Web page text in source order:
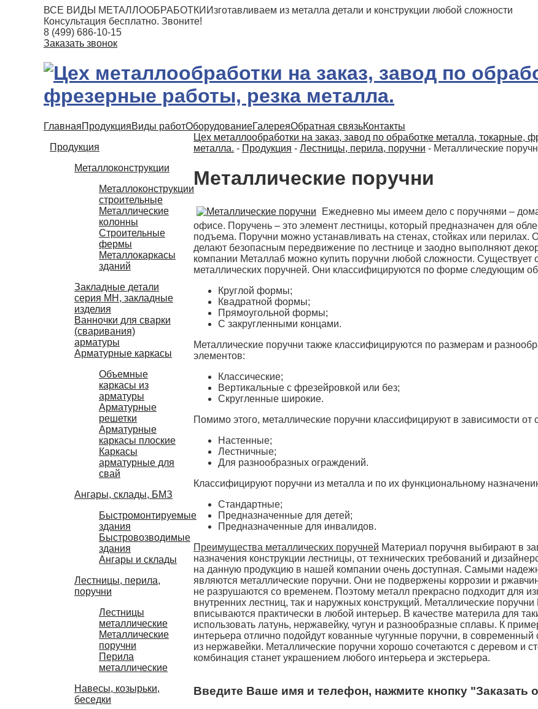
ВСЕ ВИДЫ МЕТАЛЛООБРАБОТКИ Изготавливаем из металла детали и конструкции любой сложности
Консультация бесплатно. Звоните!
8 (499) 686-10-15
Заказать звонок
ГлавнаяПродукцияВиды работОборудованиеГалереяОбратная связьКонтакты
Продукция
Металлоконструкции
Металлоконструкции
строительные
Металлические
колонны
Строительные
фермы
Металлокаркасы
зданий
Закладные детали
серия МН, закладные
изделия
Ванночки для сварки
(сваривания)
арматуры
Арматурные каркасы
Объемные
каркасы из
арматуры
Арматурные
решетки
Арматурные
каркасы плоские
Каркасы
арматурные для
свай
Ангары, склады, БМЗ
Быстромонтируемые
здания
Быстровозводимые
здания
Ангары и склады
Лестницы, перила,
поручни
Лестницы
металлические
Металлические
поручни
Перила
металлические
Навесы, козырьки,
беседки
Цех металлообработки на заказ, завод по обработке металла, токарные,
металла. - Продукция - Лестницы, перила, поручни - Металлические
Металлические поручни
Ежедневно мы имеем дело с поручнями –
офисе. Поручень – это элемент лестницы, который предназначен для
подъема. Поручни можно устанавливать на стенах, стойках или перилах.
делают безопасным передвижение по лестнице и заодно выполняют
компании Металлаб можно купить поручни любой сложности. Существует
металлических поручней. Они классифицируются по форме следующим
Круглой формы;
Квадратной формы;
Прямоугольной формы;
С закругленными концами.
Металлические поручни также классифицируются по размерам и
элементов:
Классические;
Вертикальные с фрезейровкой или без;
Скругленные широкие.
Помимо этого, металлические поручни классифицируют в зависимости от
Настенные;
Лестничные;
Для разнообразных ограждений.
Классифицируют поручни из металла и по их функциональному
Стандартные;
Предназначенные для детей;
Предназначенные для инвалидов.
Преимущества металлических поручней Материал поручня выбирают в
назначения конструкции лестницы, от технических требований и
на данную продукцию в нашей компании очень доступная. Самыми
являются металлические поручни. Они не подвержены коррозии и
не разрушаются со временем. Поэтому металл прекрасно подходит для
внутренних лестниц, так и наружных конструкций. Металлические
вписываются практически в любой интерьер. В качестве материла для
использовать латунь, нержавейку, чугун и разнообразные сплавы. К
интерьера отлично подойдут кованные чугунные поручни, в современный
из нержавейки. Металлические поручни хорошо сочетаются с деревом и
комбинация станет украшением любого интерьера и экстерьера.
Введите Ваше имя и телефон, нажмите кнопку "Заказать